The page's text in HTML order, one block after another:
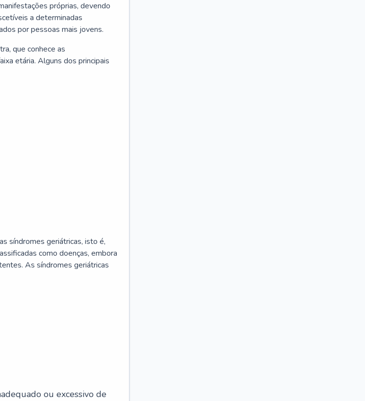
próprias, devendo
a determinadas
por pessoas mais jovens.
que conhece as
etária. Alguns dos principais
síndromes geriátricas, isto é,
como doenças, embora
As síndromes geriátricas
ou excessivo de